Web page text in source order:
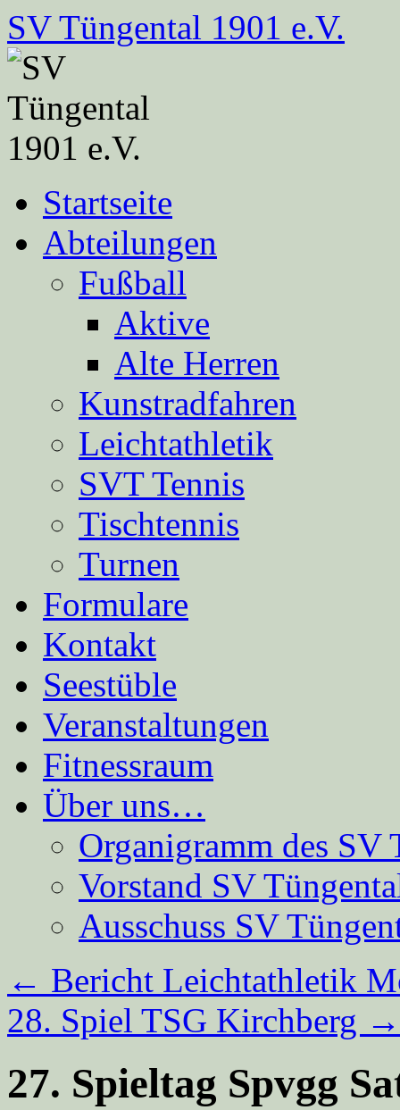
Zum
Inhalt
springen
SV Tüngental 1901 e.V.
Startseite
Abteilungen
Fußball
Aktive
Alte Herren
Kunstradfahren
Leichtathletik
SVT Tennis
Tischtennis
Turnen
Formulare
Kontakt
Seestüble
Veranstaltungen
Fitnessraum
Über uns…
Organigramm des SV
Vorstand SV
Ausschuss SV
← Bericht Leichtathletik
28. Spiel TSG Kirchberg →
27. Spieltag Spvgg